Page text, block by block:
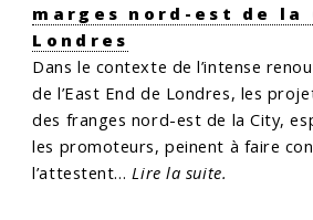
marges nord-est de la
Londres
Dans le contexte de l’intense
de l’East End de Londres, les
des franges nord-est de la City,
les promoteurs, peinent à faire
l’attestent…Lire la suite.